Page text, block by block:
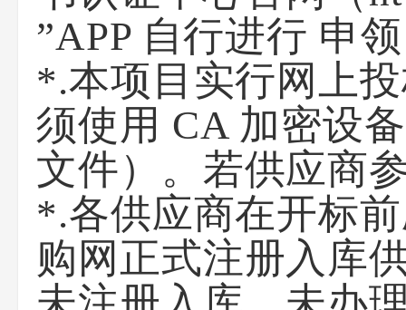
”APP 自行进行 申
*.本项目实行网上
须使用 CA 加密设
文件）。若供应商
*.各供应商在开标
购网正式注册入库